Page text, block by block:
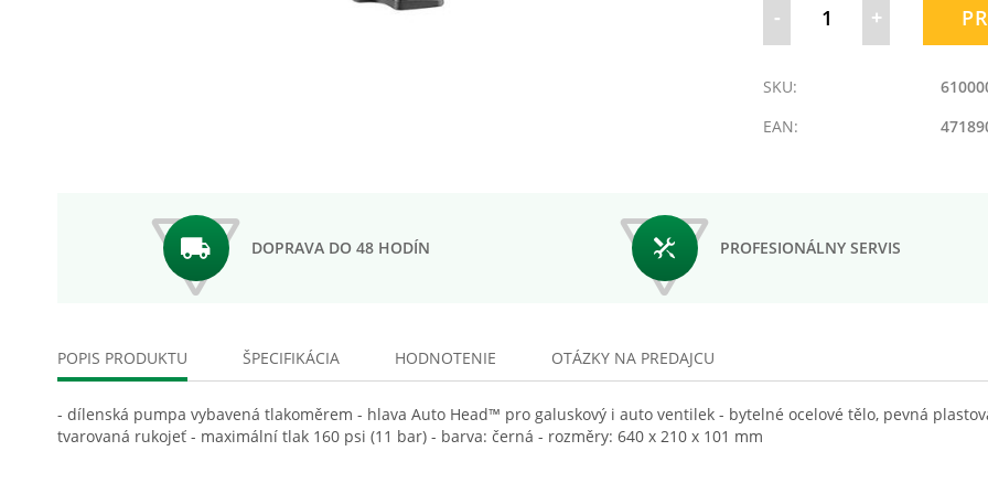
- +
SKU:
EAN:
DOPRAVA DO 48 HODÍN
PROFESIONÁLNY SERVIS
POPIS PRODUKTU
- dílenská pumpa vybavená tlakoměrem - hlava Auto Head™ pro galuskový i auto ventilek - bytelné ocelové tělo, pevná
tvarovaná rukojeť - maximální tlak 160 psi (11 bar) - barva: černá - rozměry: 640 x 210 x 101 mm
ŠPECIFIKÁCIA HODNOTENIE OTÁZKY NA PREDAJCU